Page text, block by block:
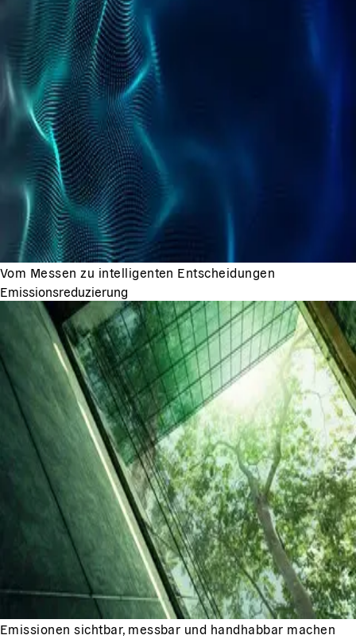
Vom Messen zu intelligenten Entscheidungen
Emissionsreduzierung
Emissionen sichtbar, messbar und handhabbar machen